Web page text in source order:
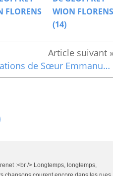
FLORENS
WION FLORENS
(14)
Citations de Sœur Emmanuelle extraites du livre « Une pensée par jour » (9)
:<br /> Longtemps, longtemps,